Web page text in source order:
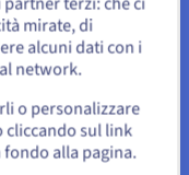
installate. Ad
versione 1.17:
mirate, di
alcuni dati con i
network.
o personalizzare
cliccando sul link
fondo alla pagina.